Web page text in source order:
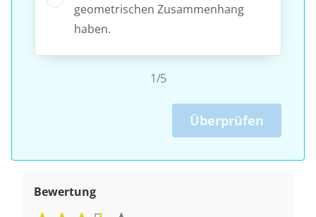
geometrischen Zusammenhang
haben.
1/5
Überprüfen
Bewertung